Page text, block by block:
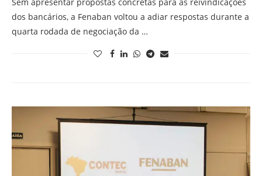
dos bancários, a Fenaban voltou a adiar respostas durante a
quarta rodada de negociação da …